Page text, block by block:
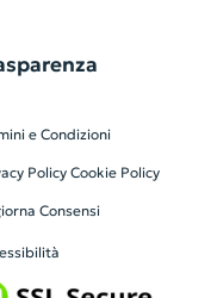
e Condizioni
Policy Cookie Policy
Consensi